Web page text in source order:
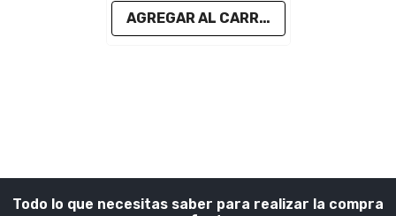
AGREGAR AL CARRITO
Todo lo que necesitas saber para realizar la compra